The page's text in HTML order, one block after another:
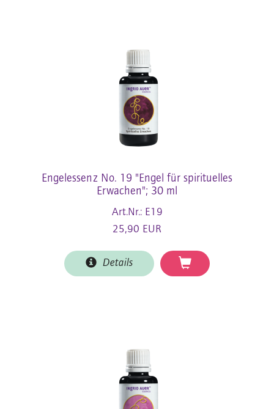
Engelessenz No. 19 "Engel für spirituelles
Erwachen"; 30 ml
Art.Nr.: E19
25,90 EUR
Details